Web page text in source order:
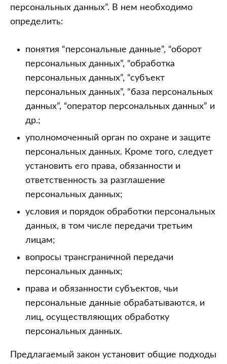
персональных данных”. В нем необходимо
определить:
понятия “персональные данные”, “оборот
персональных данных”, “обработка
персональных данных”, “субъект
персональных данных”, “база персональных
данных”, “оператор персональных данных” и
др.;
уполномоченный орган по охране и защите
персональных данных. Кроме того, следует
установить его права, обязанности и
ответственность за разглашение
персональных данных;
условия и порядок обработки персональных
данных, в том числе передачи третьим
лицам;
вопросы трансграничной передачи
персональных данных;
права и обязанности субъектов, чьи
персональные данные обрабатываются, и
лиц, осуществляющих обработку
персональных данных.
Предлагаемый закон установит общие подходы